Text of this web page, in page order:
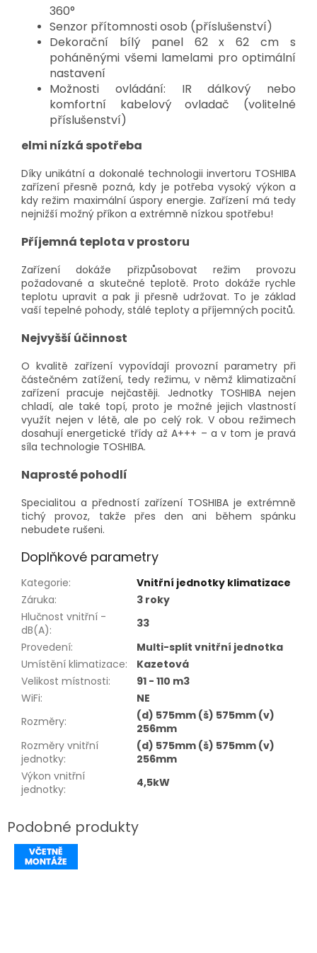
360°
Senzor přítomnosti osob (příslušenství)
Dekorační bílý panel 62 x 62 cm s
poháněnými všemi lamelami pro optimální
nastavení
Možnosti ovládání: IR dálkový nebo
komfortní kabelový ovladač (volitelné
příslušenství)
elmi nízká spotřeba
Díky unikátní a dokonalé technologii invertoru TOSHIBA
zařízení přesně pozná, kdy je potřeba vysoký výkon a
kdy režim maximální úspory energie. Zařízení má tedy
nejnižší možný příkon a extrémně nízkou spotřebu!
Příjemná teplota v prostoru
Zařízení dokáže přizpůsobovat režim provozu
požadované a skutečné teplotě. Proto dokáže rychle
teplotu upravit a pak ji přesně udržovat. To je základ
vaší tepelné pohody, stálé teploty a příjemných pocitů.
Nejvyšší účinnost
O kvalitě zařízení vypovídají provozní parametry při
částečném zatížení, tedy režimu, v němž klimatizační
zařízení pracuje nejčastěji. Jednotky TOSHIBA nejen
chladí, ale také topí, proto je možné jejich vlastností
využít nejen v létě, ale po celý rok. V obou režimech
dosahují energetické třídy až A+++ – a v tom je pravá
síla technologie TOSHIBA.
Naprosté pohodlí
Specialitou a předností zařízení TOSHIBA je extrémně
tichý provoz, takže přes den ani během spánku
nebudete rušeni.
Doplňkové parametry
Kategorie:
Vnitřní jednotky klimatizace
Záruka:
3 roky
Hlučnost vnitřní -
dB(A):
33
Provedení:
Multi-split vnitřní jednotka
Umístění klimatizace:
Kazetová
Velikost místnosti:
91 - 110 m3
WiFi:
NE
Rozměry:
(d) 575mm (š) 575mm (v)
256mm
Rozměry vnitřní
jednotky:
(d) 575mm (š) 575mm (v)
256mm
Výkon vnitřní
jednotky: 4,5kW